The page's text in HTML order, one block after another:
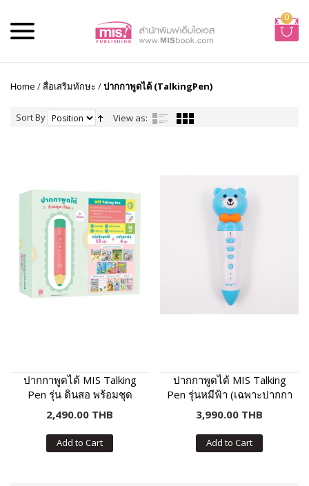
0
Home /สื่อเสริมทักษะ /ปากกาพูดได้ (TalkingPen)
Sort By View as:
ปากกาพูดได้ MIS Talking
Pen รุ่น ดินสอ พร้อมชุด
หนังสือเสริมภาษา พัฒนา IQ
2,490.00 THB
Add to Cart
ปากกาพูดได้ MIS Talking
Pen รุ่นหมีฟ้า (เฉพาะปากกา
พูดได้ ไม่มีหนังสือในชุด)
3,990.00 THB
Add to Cart